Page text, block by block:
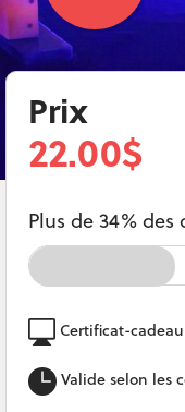
Prix
22.00$
Plus de 34%
Certificat-
Valide selon les